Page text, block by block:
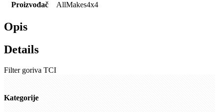
Proizvođač
AllMakes4x4
Opis
Details
Filter goriva TCI
Kategorije